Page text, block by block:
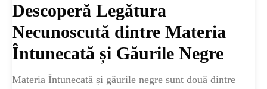
Descoperă Legătura
Necunoscută dintre Materia
Întunecată și Găurile Negre
Materia Întunecată și găurile negre sunt două dintre